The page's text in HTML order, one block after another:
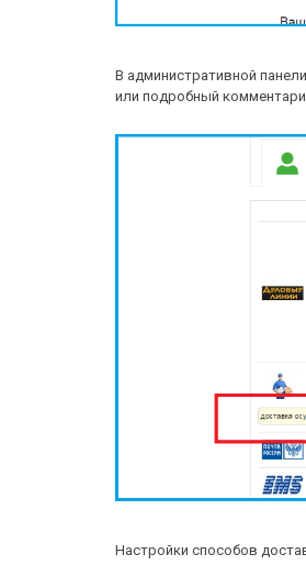
В административной
или подробный
Настройки способов